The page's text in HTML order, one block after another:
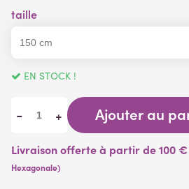
taille
EN STOCK !
- + Ajouter au
Livraison offerte à partir de 100 €
Hexagonale)